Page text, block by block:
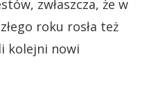
zwłaszcza, że w
roku rosła też
kolejni nowi